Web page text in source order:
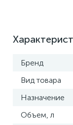
Бренд
Вид товара
Назначение
Объем, л